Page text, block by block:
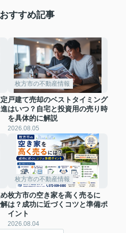
すすめ記事
枚方市の不動産情報
戸建て売却のベストタイミング
はいつ？自宅と投資用の売り時
を具体的に解説
2026.08.05
枚方市の不動産情報
枚方市の空き家を高く売るに
は？成功に近づくコツと準備ポ
イント
2026.08.04